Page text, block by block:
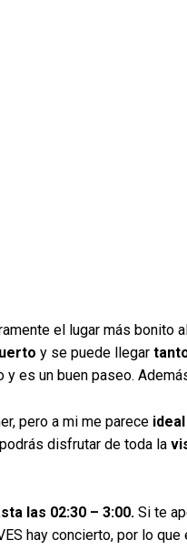
el lugar más bonito
y se puede llegar
es un buen paseo.
pero a mi me parece
disfrutar de toda la
las 02:30 – 3:00. Si te
hay concierto, por lo